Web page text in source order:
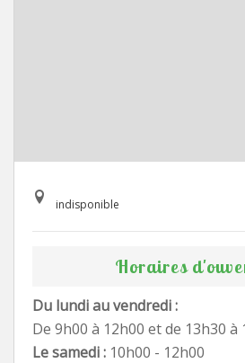
indisponible
Horaires
Du lundi au vendredi :
De 9h00 à 12h00 et de 13h30 à
Le samedi : 10h00 - 12h00